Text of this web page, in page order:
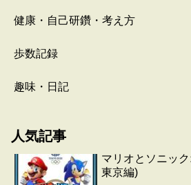
健康・自己研鑽・考え方
歩数記録
趣味・日記
人気記事
マリオとソニッ
東京編)